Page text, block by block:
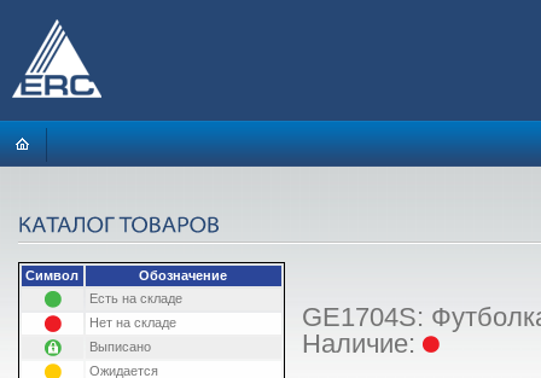
Символ
Обозначение
Есть на складе
Нет на складе
Выписано
Ожидается
GE1704S:
Наличие: